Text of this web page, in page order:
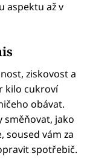
aspektu až v
ziskovost a
kilo cukroví
obávat.
směňovat, jako
soused vám za
spotřebič.